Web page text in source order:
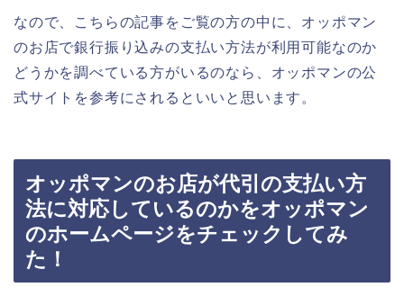
なので、こちらの記事をご覧の方の中に、オッポマン
のお店で銀行振り込みの支払い方法が利用可能なのか
どうかを調べている方がいるのなら、オッポマンの公
式サイトを参考にされるといいと思います。
オッポマンのお店が代引の支払い方
法に対応しているのかをオッポマン
のホームページをチェックしてみ
た！